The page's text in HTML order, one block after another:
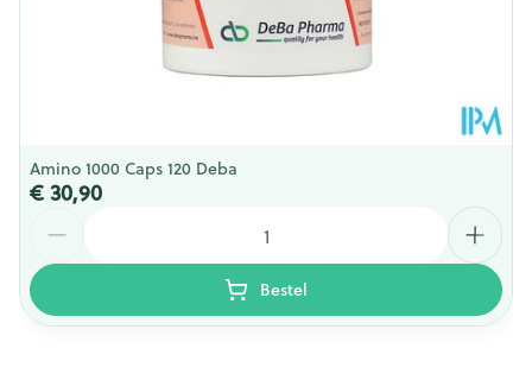
Amino 1000 Caps 120 Deba
€ 30,90
Bestel